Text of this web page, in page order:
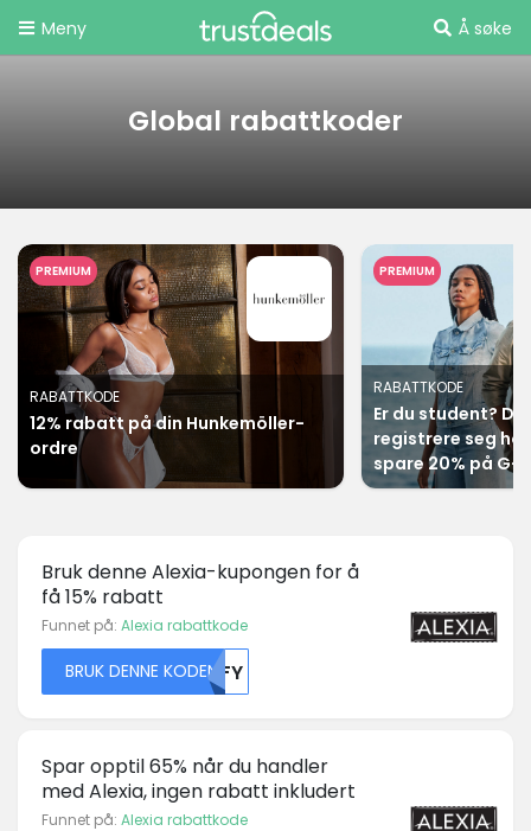
Meny Å søke
Global rabattkoder
PREMIUM
RABATTKODE
12% rabatt på din Hunkemöller-
ordre
PREMIUM
RABATTKODE
Er du student?
registrere seg hos
spare 20% på G-
Bruk denne Alexia-kupongen for å
få 15% rabatt
Funnet på: Alexia rabattkode
BRUK DENNE KODENNTFY
Spar opptil 65% når du handler
med Alexia, ingen rabatt inkludert
Funnet på: Alexia rabattkode